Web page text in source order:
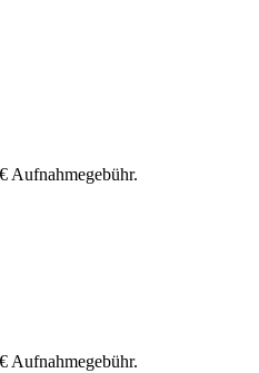
Aufnahmegebühr.
Aufnahmegebühr.